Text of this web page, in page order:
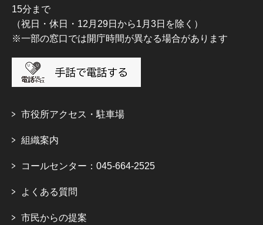
15分まで
（祝日・休日・12月29日から1月3日を除く）
※一部の窓口では開庁時間が異なる場合があります
市役所アクセス・駐車場
組織案内
コールセンター：045-664-2525
よくある質問
市民からの提案